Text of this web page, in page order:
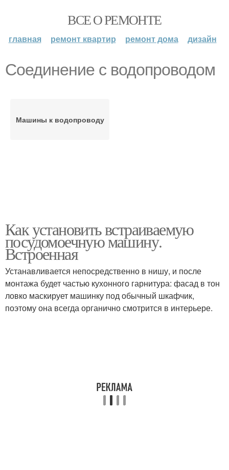
ВСЕ О РЕМОНТЕ
главная ремонт квартир ремонт дома дизайн
Соединение с водопроводом
Машины к водопроводу
Как установить встраиваемую
посудомоечную машину.
Встроенная
Устанавливается непосредственно в нишу, и после
монтажа будет частью кухонного гарнитура: фасад в тон
ловко маскирует машинку под обычный шкафчик,
поэтому она всегда органично смотрится в интерьере.